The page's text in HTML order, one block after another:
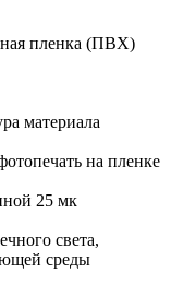
пленка (ПВХ)
материала
на пленке
25 мк
света,
среды